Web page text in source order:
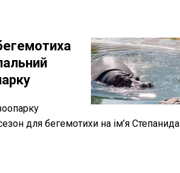
для бегемотихи на ім’я Степанида